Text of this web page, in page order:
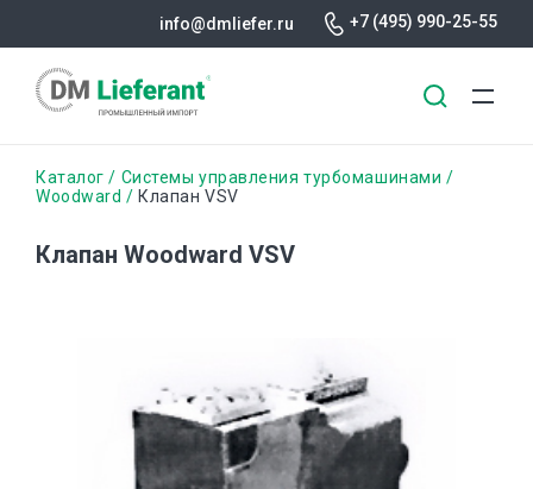
содержанию
info@dmliefer.ru +7 (495) 990-25-55
Строка
Каталог
Системы управления турбомашинами
Woodward
Клапан VSV
Клапан Woodward VSV